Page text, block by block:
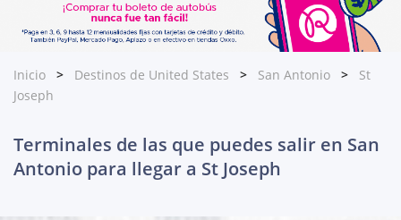
Inicio Destinos de United States San Antonio
St
Joseph
Terminales de las que puedes salir en San
Antonio para llegar a St Joseph